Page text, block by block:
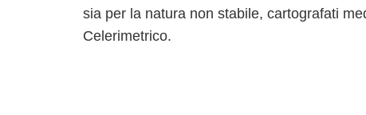
sia per la natura non stabile, cartografati
Celerimetrico.